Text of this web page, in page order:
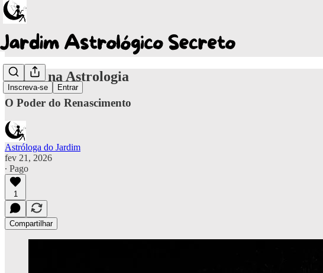
Inscreva-se Entrar
Plutão na Astrologia
O Poder do Renascimento
Astróloga do Jardim
fev 21, 2026
∙ Pago
1
Compartilhar